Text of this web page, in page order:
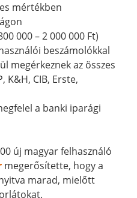
mértékben
000 – 2 000 000 Ft)
beszámolókkal
megérkeznek az összes
K&H, CIB, Erste,
a banki iparági
új magyar felhasználó
megerősítette, hogy a
marad, mielőtt